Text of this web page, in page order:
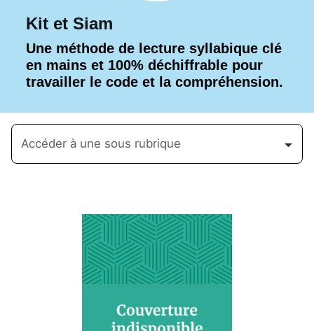
Kit et Siam
Une méthode de lecture syllabique clé
en mains et 100% déchiffrable pour
travailler le code et la compréhension.
Accéder à une sous rubrique